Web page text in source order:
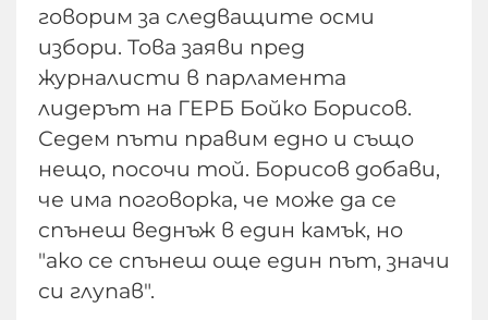
говорим за следващите осми
избори. Това заяви пред
журналисти в парламента
лидерът на ГЕРБ Бойко Борисов.
Седем пъти правим едно и също
нещо, посочи той. Борисов добави,
че има поговорка, че може да се
спънеш веднъж в един камък, но
"ако се спънеш още един път, значи
си глупав".